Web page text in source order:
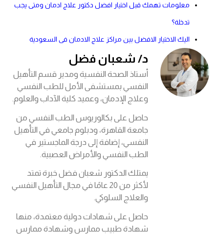
معلومات تهمك قبل اختيار افضل دكتور علاج ادمان ومتى يجب
تدخلة؟
اليك الاختيار الافضل بين مراكز علاج الادمان فى السعودية
د/ شعبان فضل
أستاذ الصحة النفسية ومدير قسم التأهيل
النفسي بمستشفى الأمل للطب النفسي
وعلاج الإدمان، وعميد كلية الآداب والعلوم.
حاصل على بكالوريوس الطب النفسي من
جامعة القاهرة، ودبلوم جامعي في التأهيل
النفسي، إضافة إلى درجة الماجستير في
الطب النفسي والأمراض العصبية.
يمتلك الدكتور شعبان فضل خبرة تمتد
لأكثر من 20 عامًا في مجال التأهيل النفسي
والعلاج السلوكي.
حاصل على شهادات دولية معتمدة، منها
شهادة طبيب ممارس وشهادة ممارس